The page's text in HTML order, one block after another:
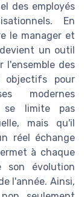
des employés
En
le manager et
un outil
l'ensemble des
objectifs pour
modernes
se limite pas
mais qu'il
réel échange
à chaque
son évolution
l'année. Ainsi,